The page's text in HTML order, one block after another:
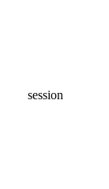
session